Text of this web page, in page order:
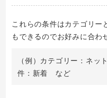
これらの条件はカテゴリー
もできるのでお好みに合わ
（例）カテゴリー：ネッ
件：新着 など